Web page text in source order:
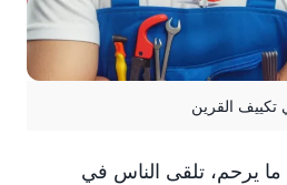
تكييف القرين
يرحم، تلقى الناس في